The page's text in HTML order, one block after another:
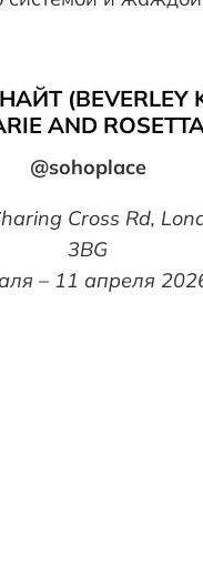
(BEVERLEY
AND
@sohoplace
Cross Rd,
3BG
– 11 апреля